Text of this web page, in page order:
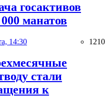
госактивов
манатов
14:30 1210
стали
к